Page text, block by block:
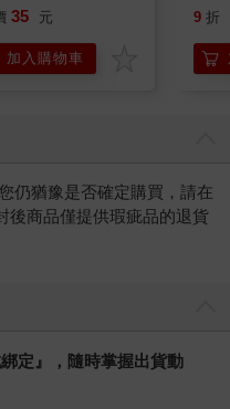
35 元
加入購物車
9 折
仍猶豫是否確定購買，請在
後商品僅提供瑕疵品的退貨
定』，隨時掌握出貨動